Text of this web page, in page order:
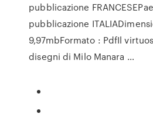
pubblicazione
pubblicazione
9,97mbFormato : PdfIl
disegni di Milo Manara …